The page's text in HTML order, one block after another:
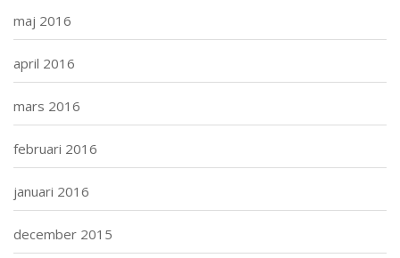
maj 2016
april 2016
mars 2016
februari 2016
januari 2016
december 2015